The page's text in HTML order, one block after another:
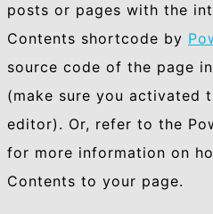
posts or pages with the
Contents shortcode by
source code of the page
(make sure you activated
editor). Or, refer to the
for more information on
Contents to your page.